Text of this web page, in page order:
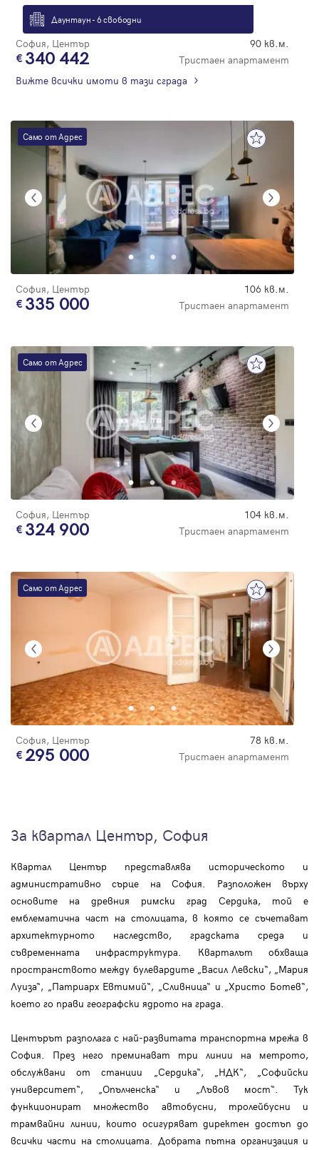
Даунтаун - 6 свободни
София, Център 90 кв.м.
340 442
Тристаен апартамент
Вижте всички имоти в тази сграда
Само от Адрес
София, Център 106 кв.м.
335 000 Тристаен апартамент
Само от Адрес
София, Център 104 кв.м.
324 900 Тристаен апартамент
Само от Адрес
София, Център 78 кв.м.
295 000 Тристаен апартамент
За квартал Център, София
Квартал Център представлява историческото и
административно сърце на София. Разположен върху
основите на древния римски град Сердика, той е
емблематична част на столицата, в която се съчетават
архитектурното наследство, градската среда и
съвременната инфраструктура. Кварталът обхваща
пространството между булевардите „Васил Левски“, „Мария
Луиза“, „Патриарх Евтимий“, „Сливница“ и „Христо Ботев“,
което го прави географски ядрото на града.
Центърът разполага с най-развитата транспортна мрежа в
София. През него преминават три линии на метрото,
обслужвани от станции „Сердика“, „НДК“, „Софийски
университет“, „Опълченска“ и „Лъвов мост“. Тук
функционират множество автобусни, тролейбусни и
трамвайни линии, които осигуряват директен достъп до
всички части на столицата. Добрата пътна организация и